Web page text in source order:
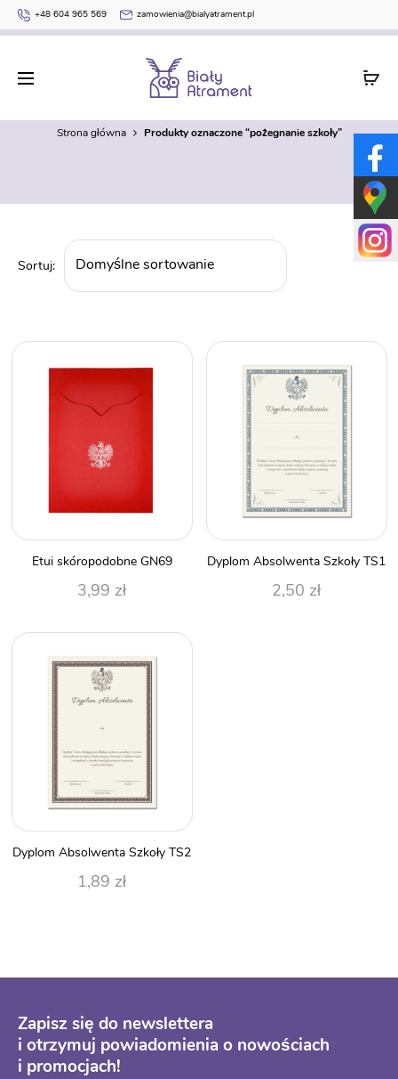
+48 604 965 569 zamowienia@bialyatrament.pl
pożegnanie szkoły
Strona główna Produkty oznaczone “pożegnanie szkoły”
Etui skóropodobne GN69
3,99 zł
Dyplom Absolwenta Szkoły TS1
2,50 zł
Dyplom Absolwenta Szkoły TS2
1,89 zł
Zapisz się do newslettera
i otrzymuj powiadomienia o nowościach
i promocjach!